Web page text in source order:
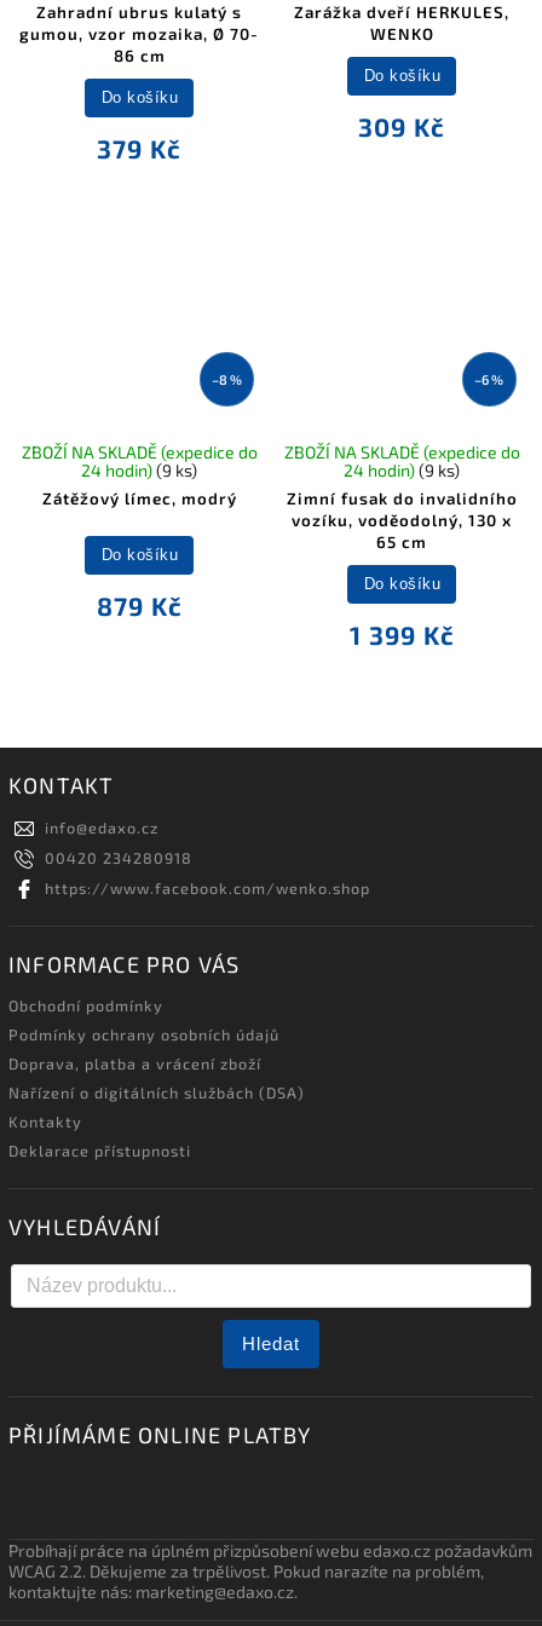
Zahradní ubrus kulatý s
gumou, vzor mozaika, Ø 70-
86 cm
379 Kč
Do košíku
Zarážka dveří HERKULES,
WENKO
309 Kč
Do košíku
–8 %
Zátěžový límec, modrý
ZBOŽÍ NA SKLADĚ (expedice do
24 hodin)(9 ks)
879 Kč
Do košíku
–6 %
Zimní fusak do invalidního
vozíku, voděodolný, 130 x
65 cm
ZBOŽÍ NA SKLADĚ (expedice do
24 hodin)(9 ks)
1 399 Kč
Do košíku
KONTAKT
info@edaxo.cz
00420 234280918
https://www.facebook.com/wenko.shop
INFORMACE PRO VÁS
Obchodní podmínky
Podmínky ochrany osobních údajů
Doprava, platba a vrácení zboží
Nařízení o digitálních službách (DSA)
Kontakty
Deklarace přístupnosti
VYHLEDÁVÁNÍ
Hledat
PŘIJÍMÁME ONLINE PLATBY
Probíhají práce na úplném přizpůsobení webu edaxo.cz požadavkům
WCAG 2.2. Děkujeme za trpělivost. Pokud narazíte na problém,
kontaktujte nás: marketing@edaxo.cz.